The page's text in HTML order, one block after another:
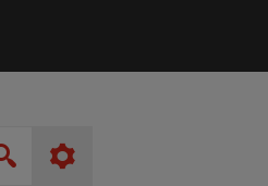
Rechercher